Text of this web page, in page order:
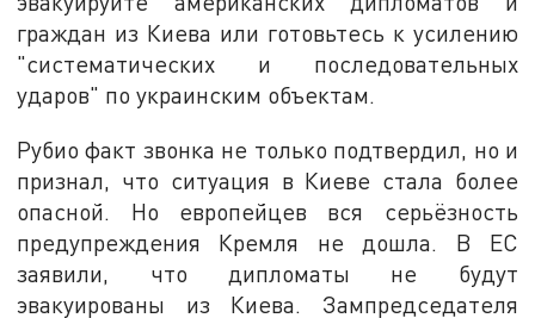
граждан из Киева или готовьтесь к усилению
"систематических и последовательных
ударов" по украинским объектам.
Рубио факт звонка не только подтвердил, но и
признал, что ситуация в Киеве стала более
опасной. Но европейцев вся серьёзность
предупреждения Кремля не дошла. В ЕС
заявили, что дипломаты не будут
эвакуированы из Киева. Зампредседателя